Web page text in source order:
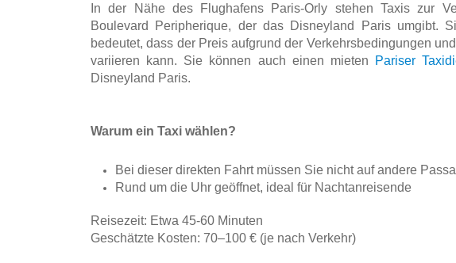
In der Nähe des Flughafens Paris-Orly stehen Taxis zur
Boulevard Peripherique, der das Disneyland Paris umgibt.
bedeutet, dass der Preis aufgrund der Verkehrsbedingungen
variieren kann. Sie können auch einen mieten
Pariser
Disneyland Paris.
Warum ein Taxi wählen?
Bei dieser direkten Fahrt müssen Sie nicht auf andere
Rund um die Uhr geöffnet, ideal für Nachtanreisende
Reisezeit: Etwa 45-60 Minuten
Geschätzte Kosten: 70–100 € (je nach Verkehr)